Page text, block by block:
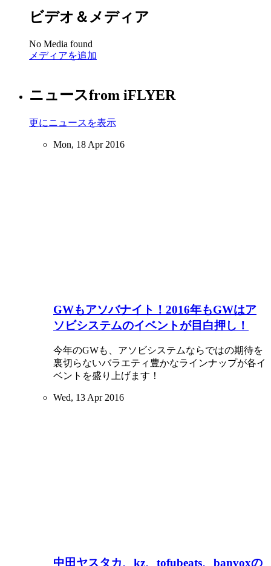
ビデオ＆メディア
No Media found
メディアを追加
ニュースfrom iFLYER
更にニュースを表示
Mon, 18 Apr 2016
GWもアソバナイト！2016年もGWはア
ソビシステムのイベントが目白押し！
今年のGWも、アソビシステムならではの期待を
裏切らないバラエティ豊かなラインナップが各イ
ベントを盛り上げます！
Wed, 13 Apr 2016
中田ヤスタカ、kz、tofubeats、banvoxの